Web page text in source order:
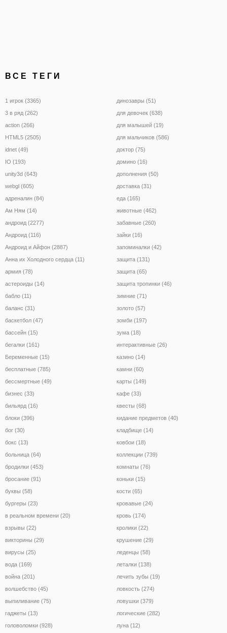
ВСЕ ТЕГИ
1 игрок (3365)
3 в ряд (262)
action (266)
HTML5 (2505)
idnet (49)
IO (193)
unity3d (643)
webgl (605)
адреналин (84)
Ам Ням (14)
андроид (2277)
Андроид (116)
Андроид и Айфон (2887)
Анна их Холодного сердца (11)
армия (78)
астероиды (14)
бабло (11)
баланс (31)
баскетбол (47)
бассейн (15)
бегалки (161)
Беременные (15)
бесплатные (785)
бессмертные (49)
бизнес (33)
бильярд (16)
блоки (396)
бог (30)
бокс (13)
больница (64)
бродилки (453)
бросание (91)
буквы (58)
бургеры (23)
в реальном времени (20)
взрывы (22)
викторины (29)
вирусы (25)
вода (169)
война (201)
волшебство (45)
выпиливание (75)
гаджеты (13)
головоломки (928)
динозавры (51)
для девочек (638)
для малышей (19)
для мальчиков (586)
доктор (75)
домино (16)
дополнения (50)
доставка (31)
еда (165)
животные (462)
забавные (260)
зайки (16)
запоминалки (42)
защита (131)
защита (65)
защита тропинки (46)
зимние (71)
золото (57)
зомби (197)
зума (18)
интерактивные (26)
казино (14)
камни (60)
карты (149)
кафе (33)
квесты (68)
кидание предметов (40)
кладбище (14)
ковбои (18)
коллекции (739)
комнаты (76)
коньки (15)
кости (65)
кровавые (24)
кровь (174)
кролики (22)
крушение (29)
леденцы (58)
леталки (138)
лечить зубы (19)
ловкость (274)
ловушки (379)
логические (282)
луна (12)